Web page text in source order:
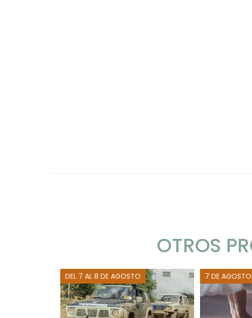
OTROS
DEL 7 AL 8 DE AGOSTO 7 DE AGOSTO